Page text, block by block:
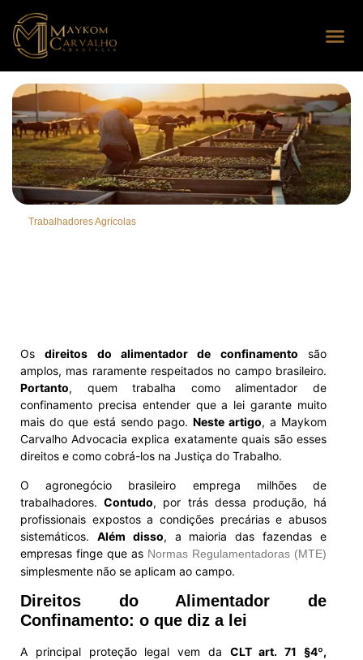
Trabalhadores Agrícolas
Osdireitos do alimentador de confinamento são
amplos, mas raramente respeitados no campo brasileiro.
Portanto, quem trabalha como alimentador de
confinamento precisa entender que a lei garante muito
mais do que está sendo pago.Neste artigo, a Maykom
Carvalho Advocacia explica exatamente quais são esses
direitos e como cobrá-los na Justiça do Trabalho.
O agronegócio brasileiro emprega milhões de
trabalhadores.Contudo, por trás dessa produção, há
profissionais expostos a condições precárias e abusos
sistemáticos. Além disso, a maioria das fazendas e
empresas finge que as Normas Regulamentadoras (MTE)
simplesmente não se aplicam ao campo.
Direitos do Alimentador de
Confinamento: o que diz a lei
A principal proteção legal vem da CLT art. 71 §4º,